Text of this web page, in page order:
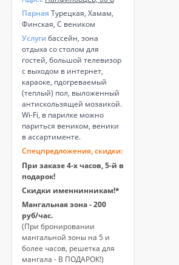
Парная Турецкая, Хамам,
Финская, С веником
Услуги бассейн, зона
отдыха со столом для
гостей, большой телевизор
с выходом в интернет,
караоке, пдогреваемый
(теплый) пол, выложенный
антискользящей мозаикой.
Wi-Fi, в парилке можно
париться веником, веники
в ассартименте.
Спецпредложения, скидки:
При заказе 4-х часов, 5-й в
подарок!
Скидки именнинникам!*
Мангальная зона - 200
руб/час.
(При бронировании
мангальной зоны на 5 и
более часов, решетка для
мангала - В ПОДАРОК!)